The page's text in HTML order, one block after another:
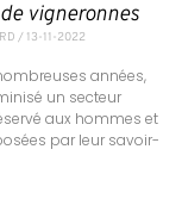
vigneronnes
13-11-2022
années,
un secteur
aux hommes et
par leur savoir-